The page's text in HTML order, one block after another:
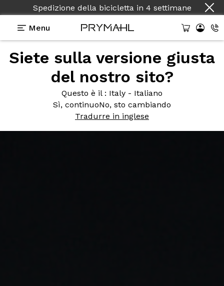
Spedizione della bicicletta in 4 settimane
Menu
Siete sulla versione giusta
del nostro sito?
Questo è il : Italy - Italiano
Sì, continuoNo, sto cambiando
Tradurre in inglese